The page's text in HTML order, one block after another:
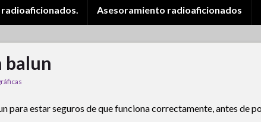
radioaficionados. Asesoramiento radioaficionados
balun
para estar seguros de que funciona correctamente, antes de